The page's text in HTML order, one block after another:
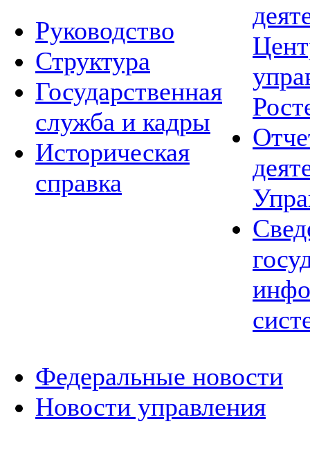
Руководство
Структура
Государственная
служба и кадры
Историческая
справка
Федеральные новости
Новости управления